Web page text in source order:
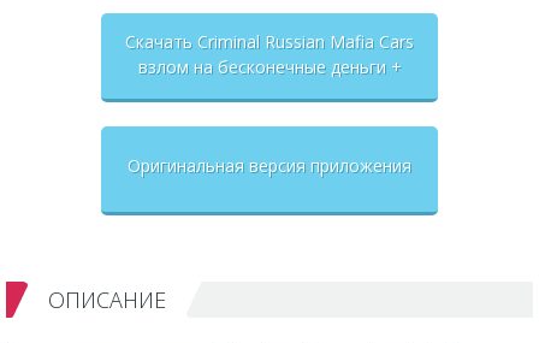
Скачать Criminal Russian Mafia Cars
взлом на бесконечные деньги +
Оригинальная версия приложения
ОПИСАНИЕ